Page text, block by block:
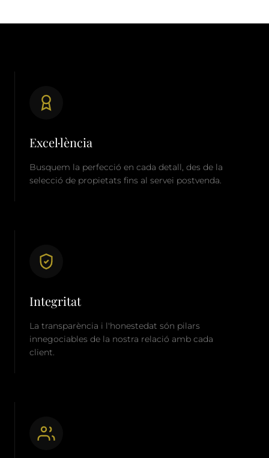
Excel·lència
Busquem la perfecció en cada detall, des de la
selecció de propietats fins al servei postvenda.
Integritat
La transparència i l'honestedat són pilars
innegociables de la nostra relació amb cada
client.